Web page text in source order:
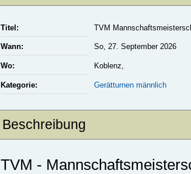
Titel: TVM
Wann: So, 27. September 2026
Wo: Koblenz,
Kategorie: Gerätturnen männlich
Beschreibung
TVM -